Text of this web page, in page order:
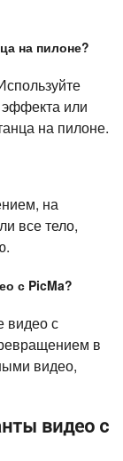
на пилоне?
эффекта или
на пилоне.
на
все тело,
с PicMa?
видео с
в
видео,
видео с